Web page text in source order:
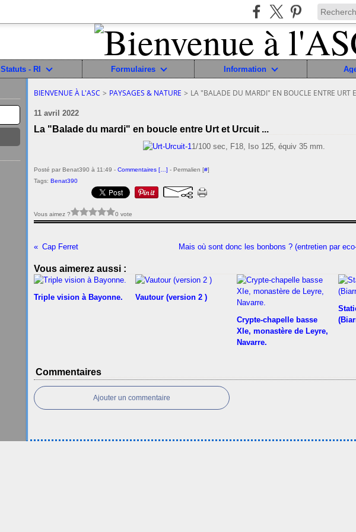
Statuts - RI Formulaires Information
BIENVENUE À L'ASC > PAYSAGES & NATURE > LA "BALADE DU MARDI" EN BOUCLE ENTRE URT
11 avril 2022
La "Balade du mardi" en boucle entre Urt et Urcuit ...
1/100 sec, F18, Iso 125, équiv 35 mm.
Posté par Benat390 à 11:49 - Commentaires [ ] - Permalien [#]
Tags: Benat390
Vous aimez ? 0 vote
Cap Ferret Mais où sont donc les bonbons ? (entretien par
Vous aimerez aussi :
Triple vision à Bayonne. Vautour (version 2 )
Crypte-chapelle basse
XIe, monastère de Leyre,
Navarre.
Commentaires
Ajouter un commentaire